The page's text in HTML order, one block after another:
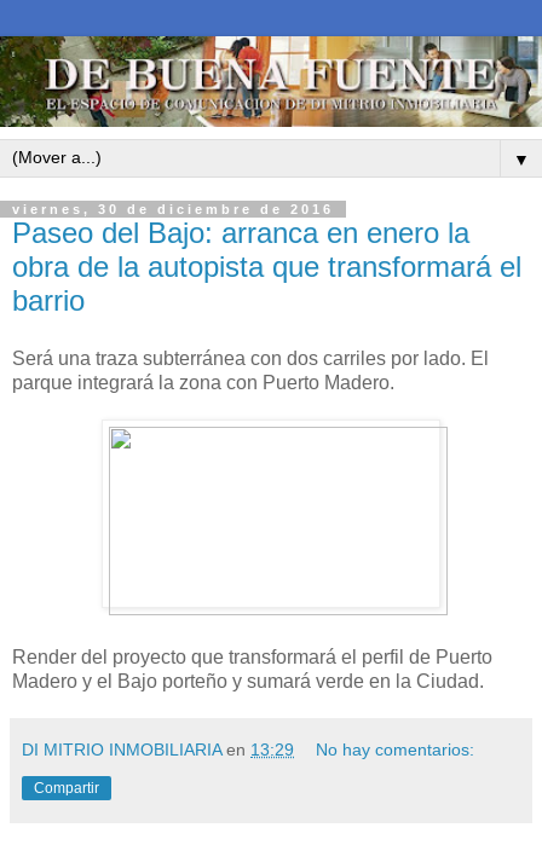
▼
viernes, 30 de diciembre de 2016
Paseo del Bajo: arranca en enero la
obra de la autopista que transformará el
barrio
Será una traza subterránea con dos carriles por lado. El
parque integrará la zona con Puerto Madero.
Render del proyecto que transformará el perfil de Puerto
Madero y el Bajo porteño y sumará verde en la Ciudad.
DI MITRIO INMOBILIARIA en 13:29 No hay comentarios:
Compartir